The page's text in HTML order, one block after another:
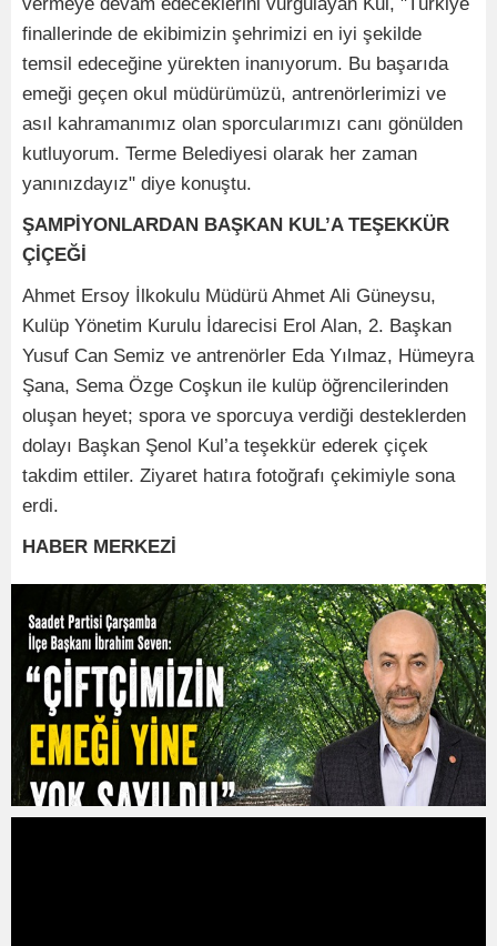
finallerinde de ekibimizin şehrimizi en iyi şekilde
temsil edeceğine yürekten inanıyorum. Bu başarıda
emeği geçen okul müdürümüzü, antrenörlerimizi ve
asıl kahramanımız olan sporcularımızı canı gönülden
kutluyorum. Terme Belediyesi olarak her zaman
yanınızdayız" diye konuştu.
ŞAMPİYONLARDAN BAŞKAN KUL’A TEŞEKKÜR
ÇİÇEĞİ
Ahmet Ersoy İlkokulu Müdürü Ahmet Ali Güneysu,
Kulüp Yönetim Kurulu İdarecisi Erol Alan, 2. Başkan
Yusuf Can Semiz ve antrenörler Eda Yılmaz, Hümeyra
Şana, Sema Özge Coşkun ile kulüp öğrencilerinden
oluşan heyet; spora ve sporcuya verdiği desteklerden
dolayı Başkan Şenol Kul’a teşekkür ederek çiçek
takdim ettiler. Ziyaret hatıra fotoğrafı çekimiyle sona
erdi.
HABER MERKEZİ